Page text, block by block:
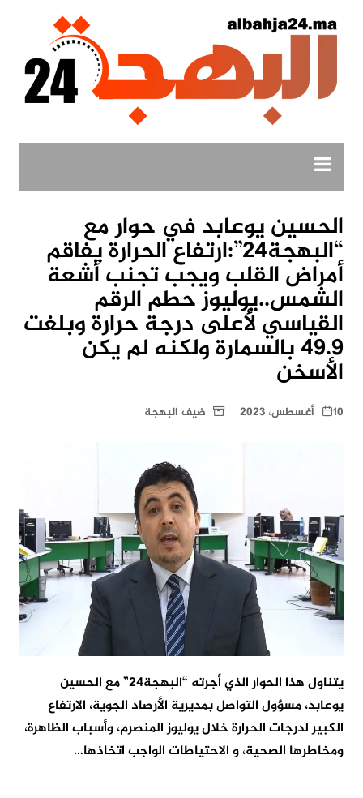
الحسين يوعابد في حوار مع
“البهجة24”:ارتفاع الحرارة يفاقم
أمراض القلب ويجب تجنب أشعة
الشمس..يوليوز حطم الرقم
القياسي لأعلى درجة حرارة وبلغت
49.9 بالسمارة ولكنه لم يكن
الأسخن
10 أغسطس، 2023 ضيف البهجة
يتناول هذا الحوار الذي أجرته “البهجة24” مع الحسين
يوعابد، مسؤول التواصل بمديرية الأرصاد الجوية، الارتفاع
الكبير لدرجات الحرارة خلال يوليوز المنصرم، وأسباب الظاهرة،
ومخاطرها الصحية، و الاحتياطات الواجب اتخاذها…